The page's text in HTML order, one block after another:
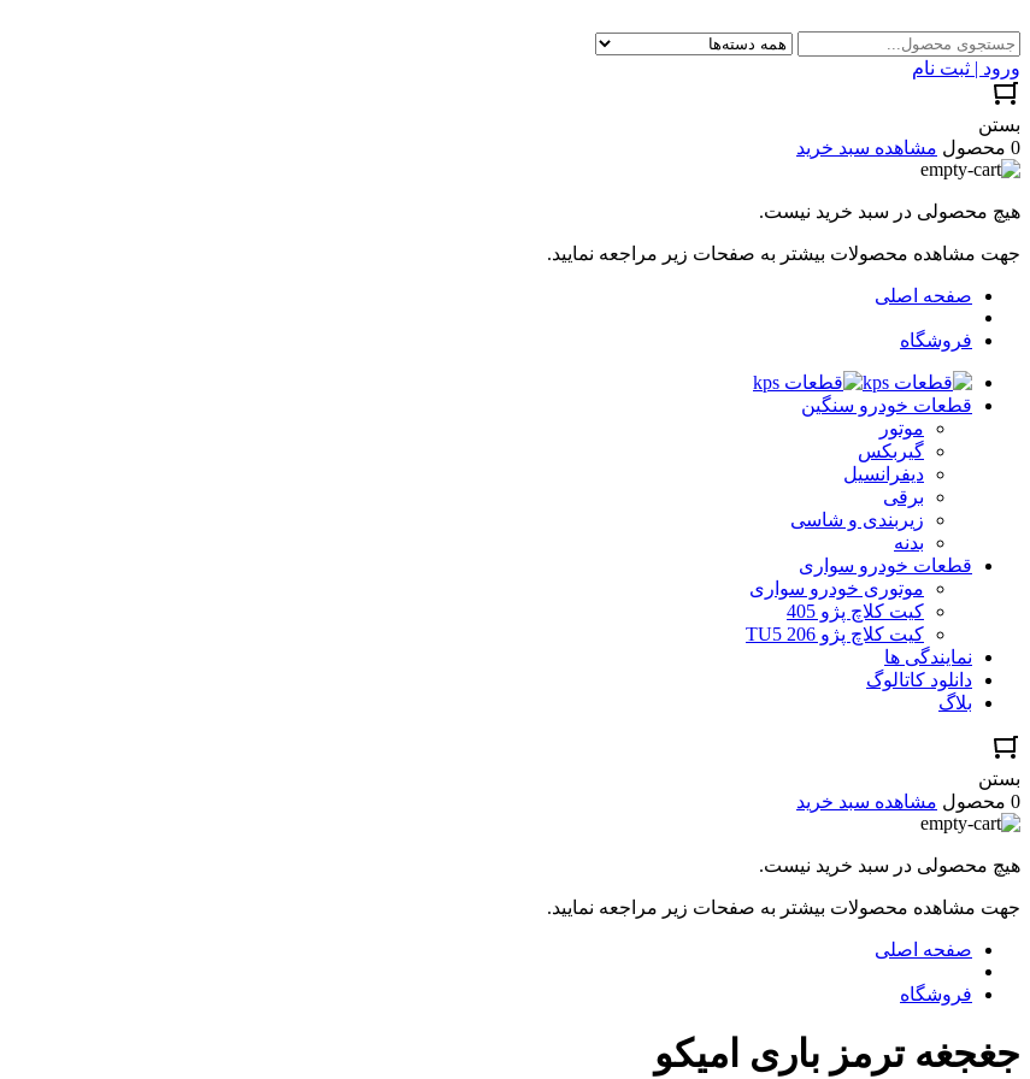
ورود | ثبت نام
بستن
0 محصول
مشاهده سبد خرید
هیچ محصولی در سبد خرید نیست.
جهت مشاهده محصولات بیشتر به صفحات زیر مراجعه نمایید.
صفحه اصلی
فروشگاه
قطعات خودرو سنگین
موتور
گیربکس
دیفرانسیل
برقی
زیربندی و شاسی
بدنه
قطعات خودرو سواری
موتوری خودرو سواری
کیت کلاچ پژو 405
کیت کلاچ پژو TU5 206
نمایندگی ها
دانلود کاتالوگ
بلاگ
بستن
0 محصول
مشاهده سبد خرید
هیچ محصولی در سبد خرید نیست.
جهت مشاهده محصولات بیشتر به صفحات زیر مراجعه نمایید.
صفحه اصلی
فروشگاه
جغجغه ترمز باری امیکو